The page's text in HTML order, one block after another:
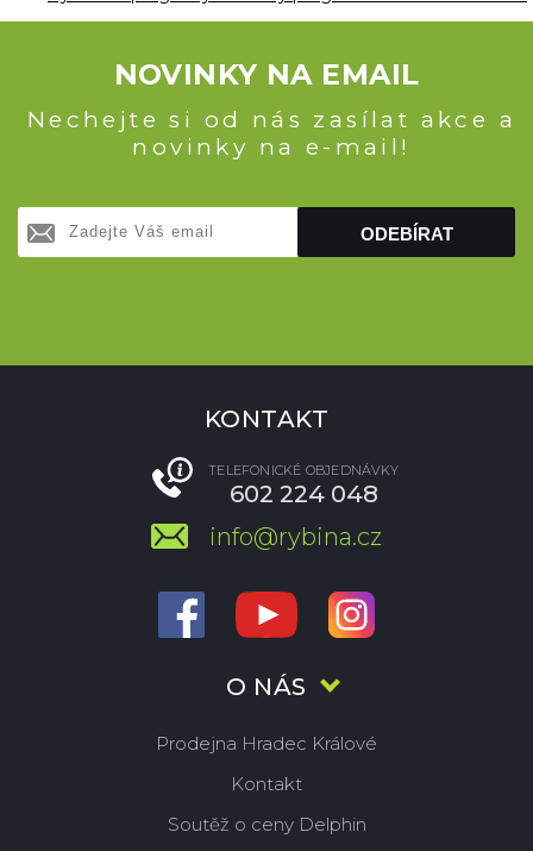
NOVINKY NA EMAIL
Nechejte si od nás zasílat akce a
novinky na e-mail!
ODEBÍRAT
O NÁS
Prodejna Hradec Králové
Kontakt
Soutěž o ceny Delphin
KONTAKT
TELEFONICKÉ OBJEDNÁVKY
602 224 048
info@rybina.cz